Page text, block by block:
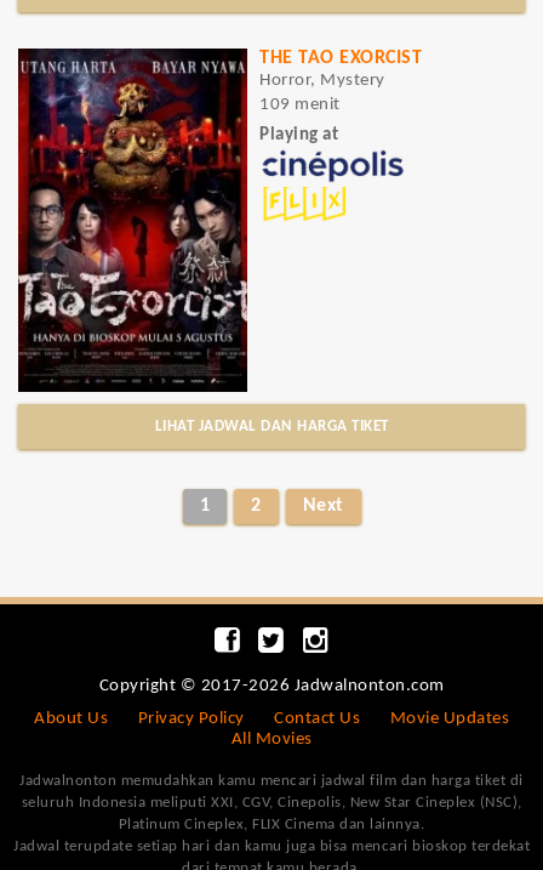
THE TAO EXORCIST
Horror, Mystery
109 menit
Playing at
LIHAT JADWAL DAN HARGA TIKET
1 2 Next
Copyright © 2017-2026 Jadwalnonton.com
About Us
Privacy Policy Contact Us
Movie Updates
All Movies
Jadwalnonton memudahkan kamu mencari jadwal film dan harga tiket di
seluruh Indonesia meliputi XXI, CGV, Cinepolis, New Star Cineplex (NSC),
Platinum Cineplex, FLIX Cinema dan lainnya.
Jadwal terupdate setiap hari dan kamu juga bisa mencari bioskop terdekat